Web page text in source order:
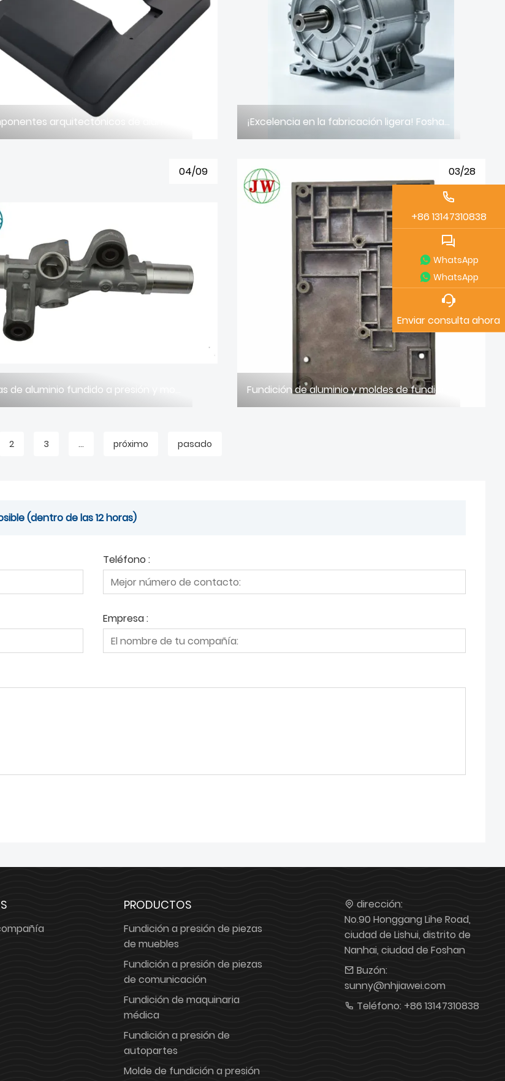
¡Excelencia en la fabricación ligera! Foshan Jiawei Metal impulsa la producción de componentes industriales de fundición de aluminio de alta gama.
04/09 03/28
2 3 ... próximo pasado
(dentro de las 12 horas)
Teléfono :
Empresa :
PRODUCTOS
Fundición a presión de piezas
de muebles
Fundición a presión de piezas
de comunicación
Fundición de maquinaria
médica
Fundición a presión de
autopartes
Molde de fundición a presión
dirección:
No.90 Honggang Lihe Road,
ciudad de Lishui, distrito de
Nanhai, ciudad de Foshan
Buzón:
sunny@nhjiawei.com
Teléfono: +86 13147310838
+86 13147310838
WhatsApp
WhatsApp
Enviar consulta ahora